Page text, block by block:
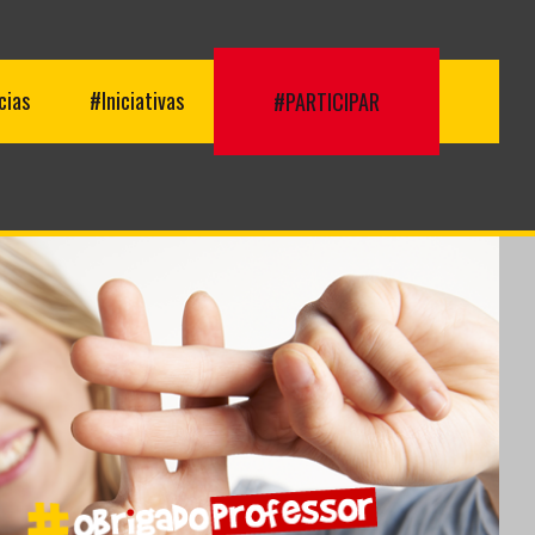
#Iniciativas #PARTICIPAR